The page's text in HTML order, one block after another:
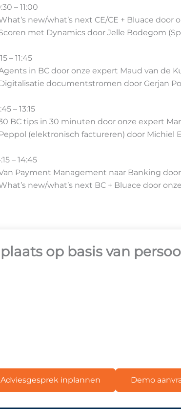
– 11:00
new/what’s next CE/CE + Bluace door
met Dynamics door Jelle Bodegom
– 11:45
in BC door onze expert Maud van de
documentstromen door Gerjan
– 13:15
BC tips in 30 minuten door onze expert
(elektronisch factureren) door Michiel
– 14:45
Payment Management naar Banking
new/what’s next BC + Bluace door
op basis van
Adviesgesprek inplannen Demo